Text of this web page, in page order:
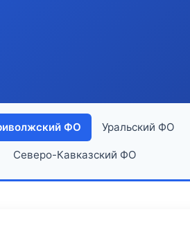
ФО Уральский ФО
Северо-Кавказский ФО